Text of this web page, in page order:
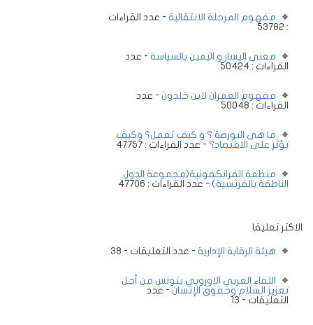
مفهوم المرحلة الانتقالية - عدد القراءات
: 53782
معنى اليسار و اليمين بالسياسة - عدد
القراءات : 50424
مفهوم العمران لابن خلدون - عدد
القراءات : 50048
ما هى البورصة ؟ و كيف تعمل؟ وكيف
تؤثر على الاقتصاد؟ - عدد القراءات : 47757
منظمة الفرانكفونية(مجموعة الدول
الناطقة بالفرنسية) - عدد القراءات : 47706
الاكثر تعليقا
هيئة الرقابة الإدارية - عدد التعليقات - 38
اللقاء العربي الاوروبي بتونس من أجل
تعزيز السلام وحقوق الإنسان - عدد
التعليقات - 13